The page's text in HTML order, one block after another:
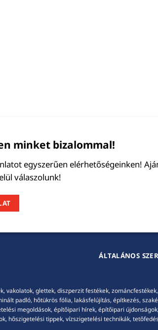
minket bizalommal!
egyszerűen elérhetőségeinken!
válaszolunk!
ÁLTALÁNOS
vakolatok, glettek, diszperzit festékek,
padló, hőtükrös fólia, lakásfelújítás, építkezés,
megoldások, építőipari hírek, építőipari
hőszigetelési tippek, vízszigetelési technikák,